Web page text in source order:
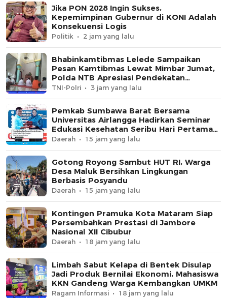
Jika PON 2028 Ingin Sukses,
Kepemimpinan Gubernur di KONI Adalah
Konsekuensi Logis
Politik 2 jam yang lalu
Bhabinkamtibmas Lelede Sampaikan
Pesan Kamtibmas Lewat Mimbar Jumat,
Polda NTB Apresiasi Pendekatan
Keagamaan
TNI-Polri 3 jam yang lalu
Pemkab Sumbawa Barat Bersama
Universitas Airlangga Hadirkan Seminar
Edukasi Kesehatan Seribu Hari Pertama
Kehidupan
Daerah 15 jam yang lalu
Gotong Royong Sambut HUT RI, Warga
Desa Maluk Bersihkan Lingkungan
Berbasis Posyandu
Daerah 15 jam yang lalu
Kontingen Pramuka Kota Mataram Siap
Persembahkan Prestasi di Jambore
Nasional XII Cibubur
Daerah 18 jam yang lalu
Limbah Sabut Kelapa di Bentek Disulap
Jadi Produk Bernilai Ekonomi, Mahasiswa
KKN Gandeng Warga Kembangkan UMKM
Ragam Informasi 18 jam yang lalu